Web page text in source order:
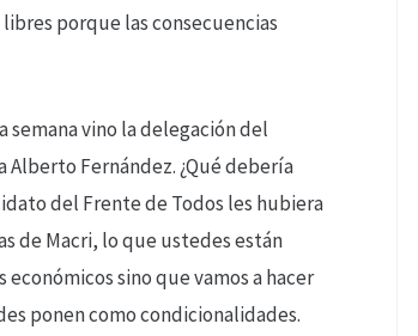
porque las consecuencias
semana vino la delegación del
Fernández. ¿Qué debería
del Frente de Todos les hubiera
de Macri, lo que ustedes están
sino que vamos a hacer
ponen como condicionalidades.